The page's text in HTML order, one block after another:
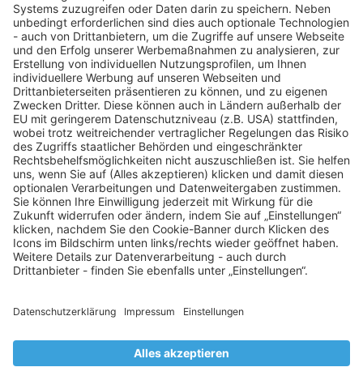
Aileen Hartmann
Tel.+49 69-13029-8888
aileen.hartmann@strabag-pfs.com
Kontaktformular
Rechtliches
Datenschutzerklärung
Impressum